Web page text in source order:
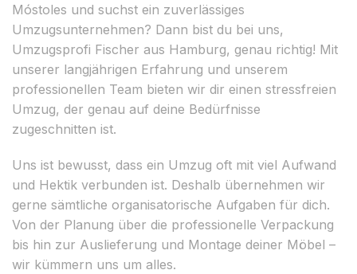
Móstoles und suchst ein zuverlässiges
Umzugsunternehmen? Dann bist du bei uns,
Umzugsprofi Fischer aus Hamburg, genau richtig! Mit
unserer langjährigen Erfahrung und unserem
professionellen Team bieten wir dir einen stressfreien
Umzug, der genau auf deine Bedürfnisse
zugeschnitten ist.
Uns ist bewusst, dass ein Umzug oft mit viel Aufwand
und Hektik verbunden ist. Deshalb übernehmen wir
gerne sämtliche organisatorische Aufgaben für dich.
Von der Planung über die professionelle Verpackung
bis hin zur Auslieferung und Montage deiner Möbel –
wir kümmern uns um alles.